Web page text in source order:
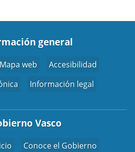
general
Mapa web
Accesibilidad
Información legal
Vasco
Conoce el Gobierno